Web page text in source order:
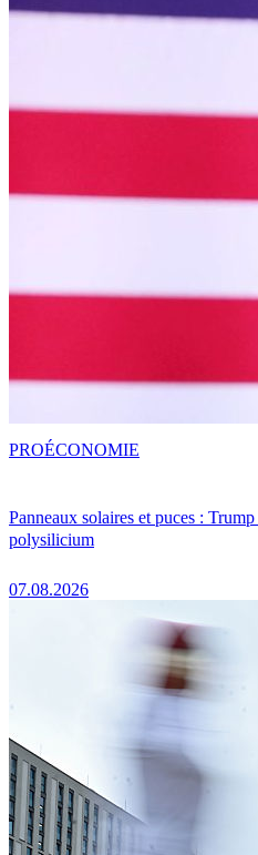
Panneaux solaires et puces :
polysilicium
07.08.2026
PROÉCONOMIE